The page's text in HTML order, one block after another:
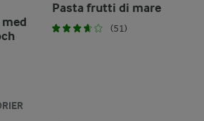
Pasta frutti di mare
(51)